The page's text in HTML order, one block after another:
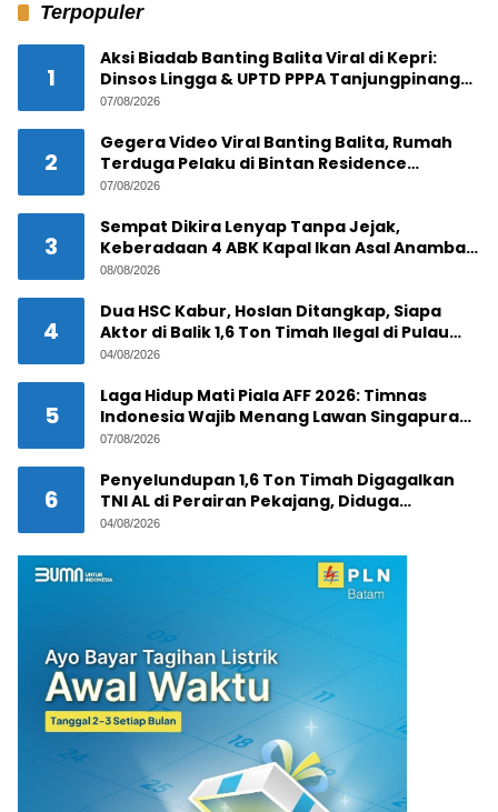
Terpopuler
1
Aksi Biadab Banting Balita Viral di Kepri:
Dinsos Lingga & UPTD PPPA Tanjungpinang
Lacak Pelaku
07/08/2026
2
Gegera Video Viral Banting Balita, Rumah
Terduga Pelaku di Bintan Residence
Tanjungpinang Diserbu Warga
07/08/2026
3
Sempat Dikira Lenyap Tanpa Jejak,
Keberadaan 4 ABK Kapal Ikan Asal Anambas
Akhirnya Terkuak!
08/08/2026
4
Dua HSC Kabur, Hoslan Ditangkap, Siapa
Aktor di Balik 1,6 Ton Timah Ilegal di Pulau
Pekajang ?
04/08/2026
5
Laga Hidup Mati Piala AFF 2026: Timnas
Indonesia Wajib Menang Lawan Singapura
Demi Tiket Semifinal
07/08/2026
6
Penyelundupan 1,6 Ton Timah Digagalkan
TNI AL di Perairan Pekajang, Diduga
Melibatkan Jaringan Internasional
04/08/2026